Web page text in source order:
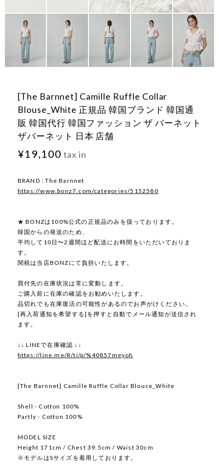
[The Barnnet] Camille Ruffle Collar
Blouse_White 正規品 韓国ブランド 韓国通
販 韓国代行 韓国ファッション ザ バーネット
ザバーネット 日本 店舗
¥19,100 tax in
BRAND : The Barnnet
https://www.bonz7.com/categories/5152580
★ BONZは100%公式の正規品のみを扱っております。
韓国からの発送のため、
平均して10日〜2週間ほど配送にお時間をいただいておりま
す。
関税は当店BONZにて負担いたします。
買付先の在庫状況は常に変動します。
ご購入前に在庫の確認をお勧めいたします。
品切れでも在庫復活の可能性があるのでお声がけください。
[再入荷通知を希望する]を押すと自動でメール通知が送信され
ます。
↓↓ LINEで在庫確認 ↓↓
https://line.me/R/ti/p/%40857meyoh
[The Barnnet] Camille Ruffle Collar Blouse_White
Shell - Cotton 100%
Partly - Cotton 100%
MODEL SIZE
Height 171cm / Chest 39.5cm / Waist 30cm
※モデルはSサイズを着用しております。